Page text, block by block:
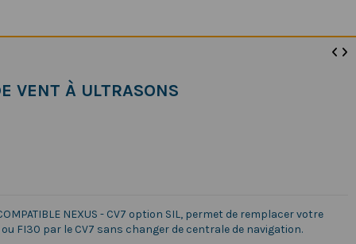
VENT À ULTRASONS
COMPATIBLE NEXUS - CV7 option SIL, permet de remplacer votre
FI30 par le CV7 sans changer de centrale de navigation.